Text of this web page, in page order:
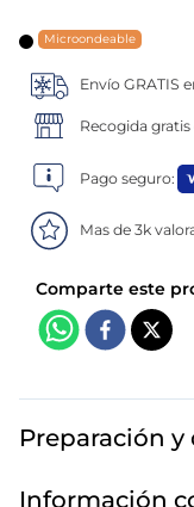
Microondeable
Envío GRATIS
Recogida
Pago seguro:
Mas de 3k
Preparación
Información
8. listísimos
. gambon
10. pollo